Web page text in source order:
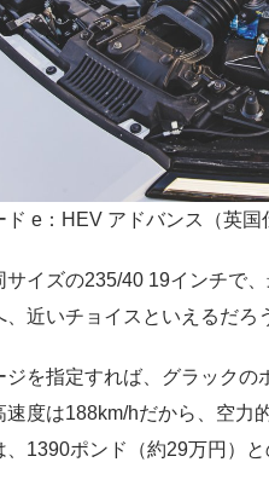
e：HEV アドバンス（英国
サイズの235/40 19インチで
近いチョイスといえるだろ
ジを指定すれば、グラックの
速度は188km/hだから、空力
1390ポンド（約29万円）と